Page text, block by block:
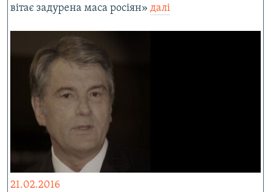
вітає задурена маса росіян» далі
21.02.2016